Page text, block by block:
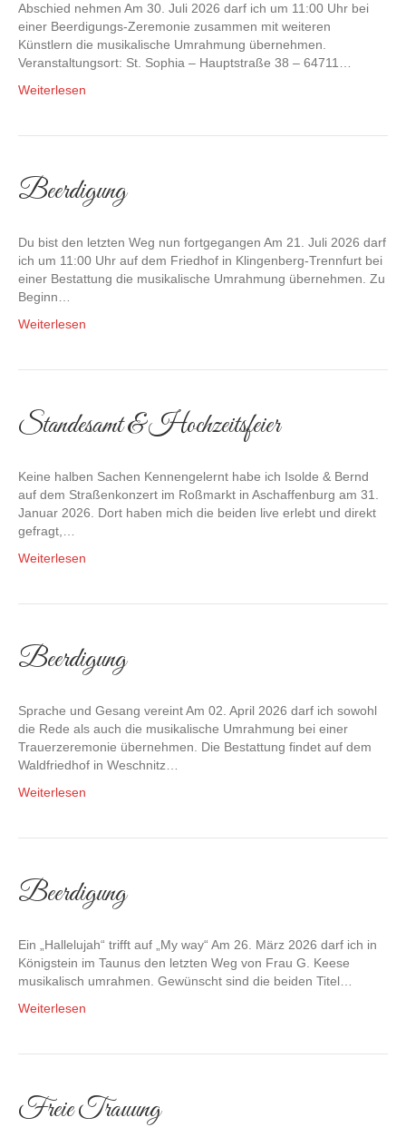
Abschied nehmen Am 30. Juli 2026 darf ich um 11:00 Uhr bei
einer Beerdigungs-Zeremonie zusammen mit weiteren
Künstlern die musikalische Umrahmung übernehmen.
Veranstaltungsort: St. Sophia – Hauptstraße 38 – 64711…
Weiterlesen
Beerdigung
Du bist den letzten Weg nun fortgegangen Am 21. Juli 2026 darf
ich um 11:00 Uhr auf dem Friedhof in Klingenberg-Trennfurt bei
einer Bestattung die musikalische Umrahmung übernehmen. Zu
Beginn…
Weiterlesen
Standesamt & Hochzeitsfeier
Keine halben Sachen Kennengelernt habe ich Isolde & Bernd
auf dem Straßenkonzert im Roßmarkt in Aschaffenburg am 31.
Januar 2026. Dort haben mich die beiden live erlebt und direkt
gefragt,…
Weiterlesen
Beerdigung
Sprache und Gesang vereint Am 02. April 2026 darf ich sowohl
die Rede als auch die musikalische Umrahmung bei einer
Trauerzeremonie übernehmen. Die Bestattung findet auf dem
Waldfriedhof in Weschnitz…
Weiterlesen
Beerdigung
Ein „Hallelujah“ trifft auf „My way“ Am 26. März 2026 darf ich in
Königstein im Taunus den letzten Weg von Frau G. Keese
musikalisch umrahmen. Gewünscht sind die beiden Titel…
Weiterlesen
Freie Trauung